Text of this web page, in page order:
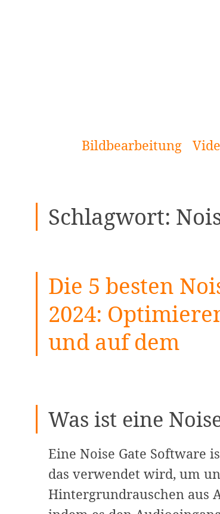
Bildbearbeitung
Schlagwort:
Die 5 besten
2024:
und auf dem
Was ist eine
Eine Noise Gate Software
das verwendet wird, um
Hintergrundrauschen aus